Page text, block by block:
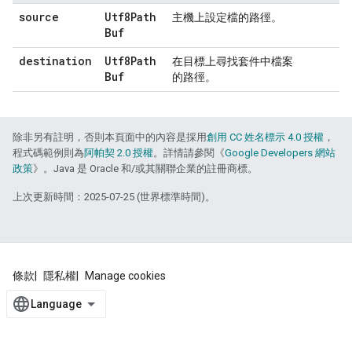
source
Utf8Path
Buf
主機上設定檔的路徑。
destination
Utf8Path
Buf
在目標上尋找套件中檔案
的路徑。
除非另有註明，否則本頁面中的內容是採用創用 CC 姓名標示 4.0 授權 ，
程式碼範例則為阿帕契 2.0 授權。詳情請參閱《Google Developers 網站
政策》。Java 是 Oracle 和/或其關聯企業的註冊商標。
上次更新時間：2025-07-25 (世界標準時間)。
條款 隱私權 Manage cookies